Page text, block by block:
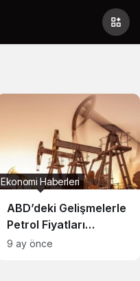
ABD’deki Gelişmelerle
Petrol Fiyatları
Yükseldi
Ekonomi Haberleri
9 ay önce